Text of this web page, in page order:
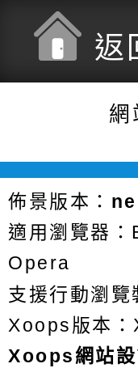
返
網
佈景版本：
適用瀏覽器
Opera
支援行動瀏覽
Xoops版本：
Xoops網站